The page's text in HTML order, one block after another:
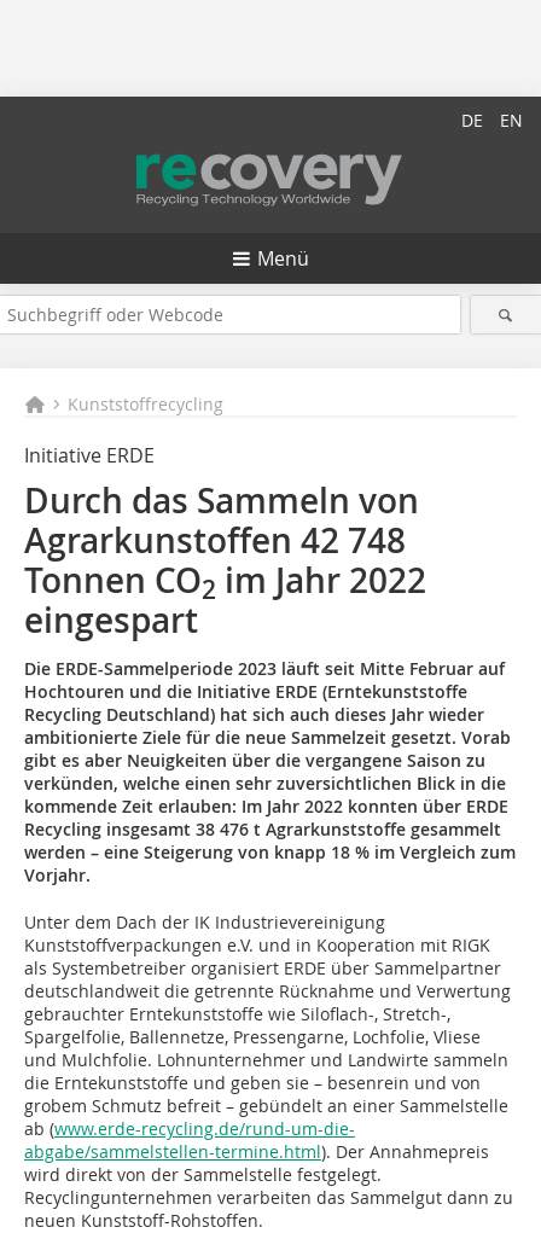
DE EN
Menü
Kunststoffrecycling
Initiative ERDE
Durch das Sammeln von
Agrarkunstoffen 42 748
Tonnen CO2 im Jahr 2022
eingespart
Die ERDE-Sammelperiode 2023 läuft seit Mitte Februar auf
Hochtouren und die Initiative ERDE (Erntekunststoffe
Recycling Deutschland) hat sich auch dieses Jahr wieder
ambitionierte Ziele für die neue Sammelzeit gesetzt. Vorab
gibt es aber Neuigkeiten über die vergangene Saison zu
verkünden, welche einen sehr zuversichtlichen Blick in die
kommende Zeit erlauben: Im Jahr 2022 konnten über ERDE
Recycling insgesamt 38 476 t Agrarkunststoffe gesammelt
werden – eine Steigerung von knapp 18 % im Vergleich zum
Vorjahr.
Unter dem Dach der IK Industrievereinigung
Kunststoffverpackungen e.V. und in Kooperation mit RIGK
als Systembetreiber organisiert ERDE über Sammelpartner
deutschlandweit die getrennte Rücknahme und Verwertung
gebrauchter Erntekunststoffe wie Siloflach-, Stretch-,
Spargelfolie, Ballennetze, Pressengarne, Lochfolie, Vliese
und Mulchfolie. Lohnunternehmer und Landwirte sammeln
die Erntekunststoffe und geben sie – besenrein und von
grobem Schmutz befreit – gebündelt an einer Sammelstelle
ab (www.erde-recycling.de/rund-um-die-
abgabe/sammelstellen-termine.html). Der Annahmepreis
wird direkt von der Sammelstelle festgelegt.
Recyclingunternehmen verarbeiten das Sammelgut dann zu
neuen Kunststoff-Rohstoffen.